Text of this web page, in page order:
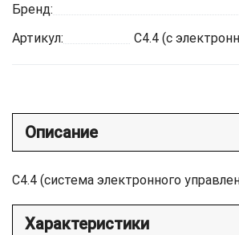
Бренд:
Артикул:
C4.4 (с
Описание
C4.4 (система электронного
Характеристики